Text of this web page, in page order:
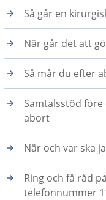
Så går en
När går det att
Så mår du efter
Samtalsstöd
abort
När och var ska
Ring och få råd på
telefonnummer